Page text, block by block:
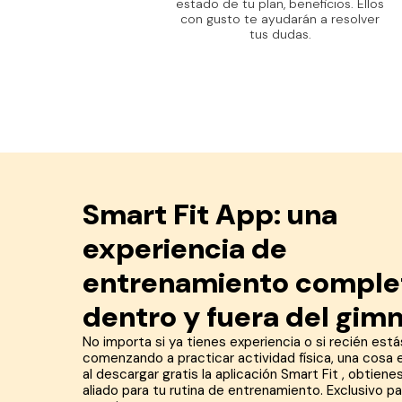
estado de tu plan, beneficios. Ellos
con gusto te ayudarán a resolver
tus dudas.
Smart Fit App: una
experiencia de
entrenamiento
dentro y fuera del
No importa si ya tienes experiencia o si recién
comenzando a practicar actividad física, una cosa
al descargar gratis la aplicación Smart Fit ,
aliado para tu rutina de entrenamiento. Exclusivo